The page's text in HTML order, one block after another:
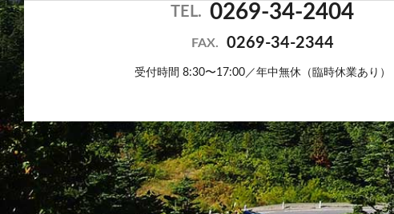
TEL. 0269-34-2404
FAX. 0269-34-2344
受付時間 8:30〜17:00／年中無休（臨時休業あり）